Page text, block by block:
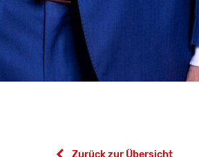
Zurück zur Übersicht